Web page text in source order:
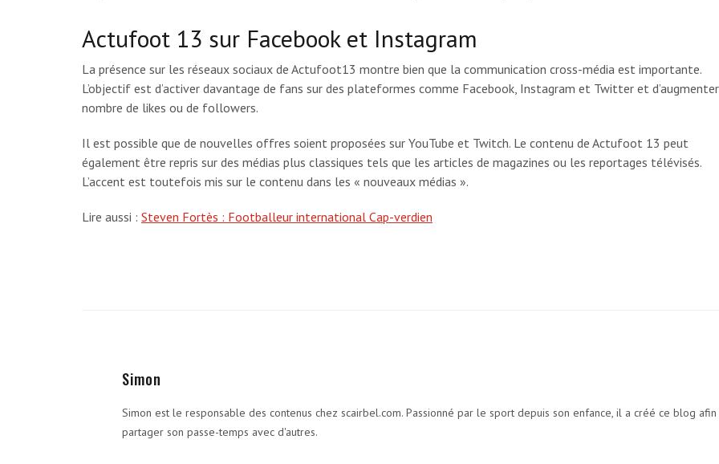
Actufoot 13 sur Facebook et Instagram
La présence sur les réseaux sociaux de Actufoot13 montre bien que la communication cross-média est importante.
L’objectif est d’activer davantage de fans sur des plateformes comme Facebook, Instagram et Twitter et
nombre de likes ou de followers.
Il est possible que de nouvelles offres soient proposées sur YouTube et Twitch. Le contenu de Actufoot 13 peut
également être repris sur des médias plus classiques tels que les articles de magazines ou les reportages télévisés.
L’accent est toutefois mis sur le contenu dans les « nouveaux médias ».
Lire aussi : Steven Fortès : Footballeur international Cap-verdien
Simon
Simon est le responsable des contenus chez scairbel.com. Passionné par le sport depuis son enfance, il a créé ce blog
partager son passe-temps avec d'autres.